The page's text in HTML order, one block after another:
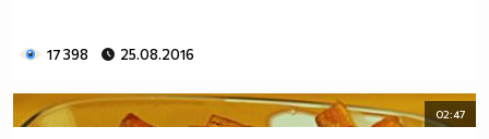
17 398 25.08.2016
02:47